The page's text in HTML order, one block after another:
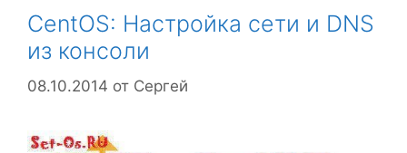
CentOS: Настройка сети и DNS
из консоли
08.10.2014 от Сергей